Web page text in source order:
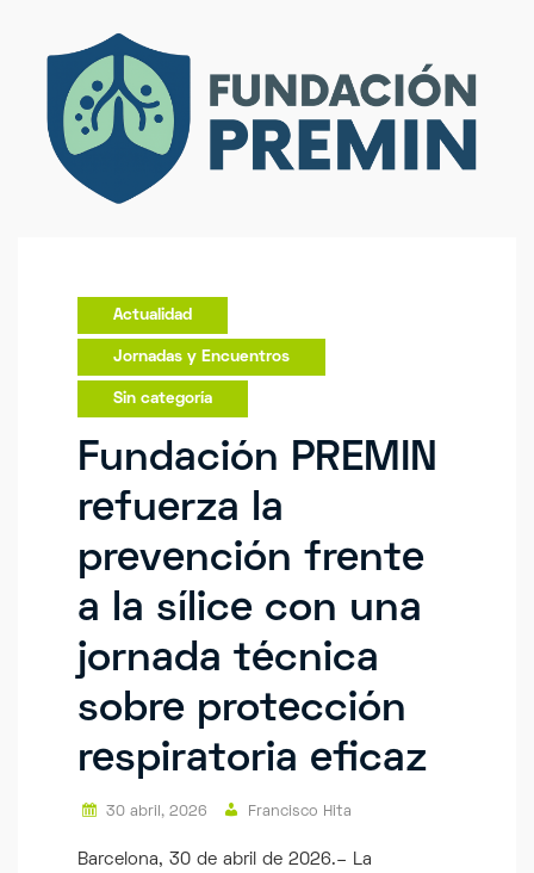
Actualidad
Jornadas y Encuentros
Sin categoría
Fundación PREMIN
refuerza la
prevención frente
a la sílice con una
jornada técnica
sobre protección
respiratoria eficaz
30 abril, 2026 Francisco Hita
Barcelona, 30 de abril de 2026.– La